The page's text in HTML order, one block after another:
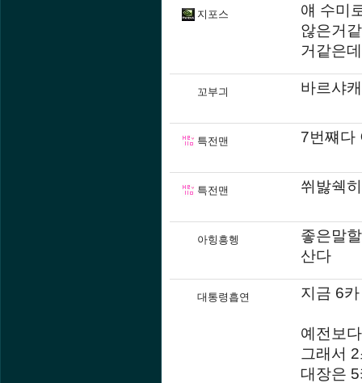
지포스
얘 수미
않은거
거같은
꼬부긔 바르샤
특전맨 7번쨰다
특전맨 쒸밣쉑
아힝흥헹
좋은말
산다
대통령흡연 지금 6
예전보
그래서
대장은